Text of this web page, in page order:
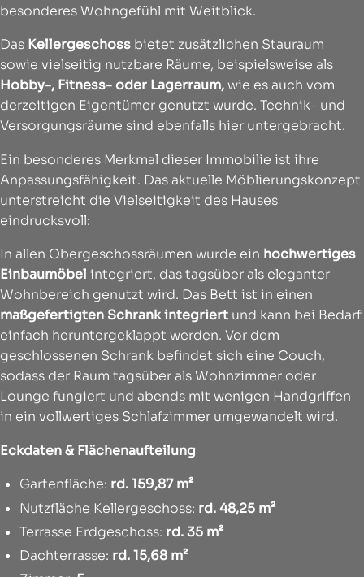
besonderes Wohngefühl mit Weitblick.
Das Kellergeschoss bietet zusätzlichen Stauraum
sowie vielseitig nutzbare Räume, beispielsweise als
Hobby-, Fitness- oder Lagerraum,wie es auch vom
derzeitigen Eigentümer genutzt wurde. Technik- und
Versorgungsräume sind ebenfalls hier untergebracht.
Ein besonderes Merkmal dieser Immobilie ist ihre
Anpassungsfähigkeit. Das aktuelle Möblierungskonzept
unterstreicht die Vielseitigkeit des Hauses
eindrucksvoll:
In allen Obergeschossräumen wurde ein hochwertiges
Einbaumöbel integriert, das tagsüber als eleganter
Wohnbereich genutzt wird. Das Bett ist in einen
maßgefertigten Schrank integriert und kann bei Bedarf
einfach heruntergeklappt werden. Vor dem
geschlossenen Schrank befindet sich eine Couch,
sodass der Raum tagsüber als Wohnzimmer oder
Lounge fungiert und abends mit wenigen Handgriffen
in ein vollwertiges Schlafzimmer umgewandelt wird.
Eckdaten & Flächenaufteilung
Gartenfläche: rd.159,87 m²
Nutzfläche Kellergeschoss: rd.48,25 m²
Terrasse Erdgeschoss: rd. 35 m²
Dachterrasse: rd. 15,68 m²